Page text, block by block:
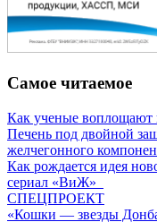
Самое читаемое
Как ученые воплощают
Печень под двойной
желчегонного
Как рождается идея
сериал «ВиЖ»
СПЕЦПРОЕКТ
«Кошки — звезды